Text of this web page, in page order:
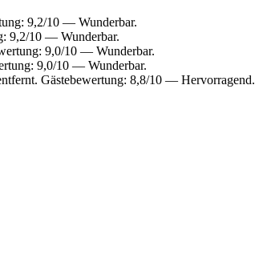
9,2/10 — Wunderbar.
9,2/10 — Wunderbar.
9,0/10 — Wunderbar.
9,0/10 — Wunderbar.
Gästebewertung: 8,8/10 — Hervorragend.